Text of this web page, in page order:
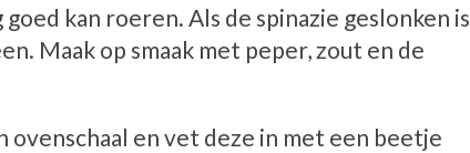
kan roeren. Als de spinazie geslonken is
Maak op smaak met peper, zout en de
ovenschaal en vet deze in met een beetje